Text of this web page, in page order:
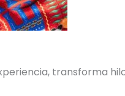
transforma